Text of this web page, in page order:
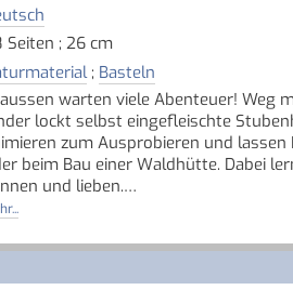
Seiten ; 26 cm
; Basteln
warten viele Abenteuer! Weg
lockt selbst eingefleischte
zum Ausprobieren und
beim Bau einer Waldhütte. Dabei
und lieben.
- in der Natur gibt es so